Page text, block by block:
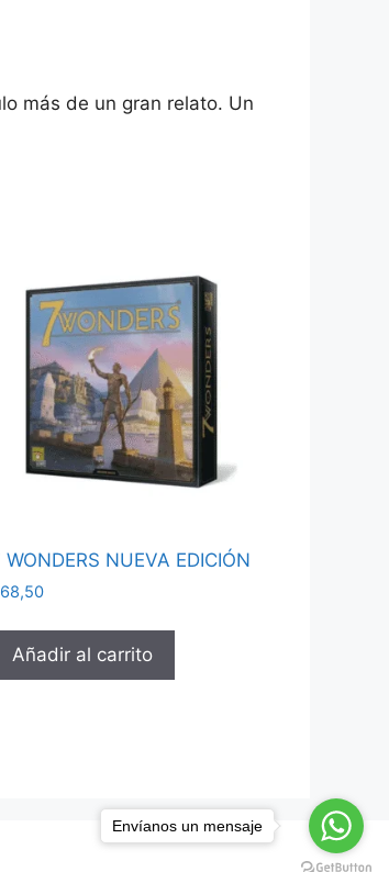
más de un gran relato. Un
WONDERS NUEVA EDICIÓN
68,50
Añadir al carrito
Envíanos un mensaje